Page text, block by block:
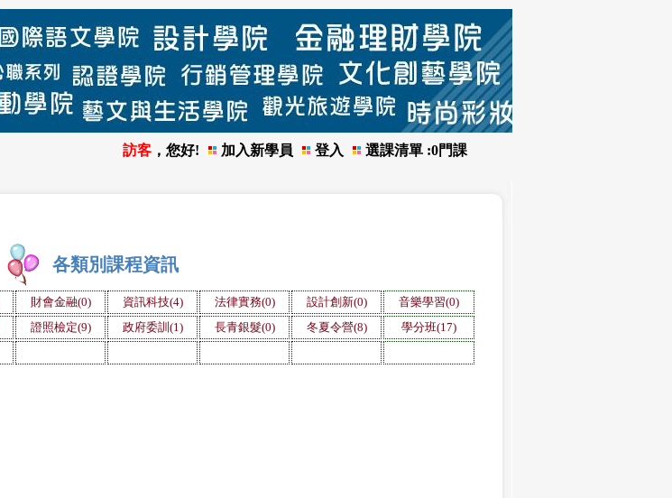
訪客 ，您好! 加入新學員 登入 選課清單 :0門課
各類別課程資訊
財會金融(0) 資訊科技(4) 法律實務(0) 設計創新(0)
音樂學習(0)
證照檢定(9) 政府委訓(1) 長青銀髮(0) 冬夏令營(8)
學分班(17)